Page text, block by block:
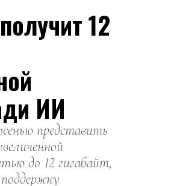
12
ИИ
представить
до 12 гигабайт,